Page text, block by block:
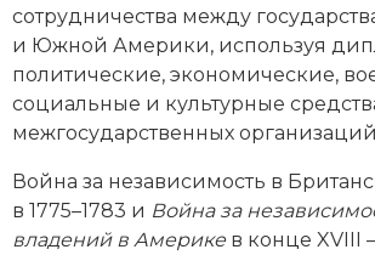
Военная история
Генеалогия, геральдика
Государство и право
Европа
Империи
Новая история
Новейшая история
Ю Я
сотрудничества между
и Южной Америки, используя
политические, экономические,
социальные и культурные
межгосударственных
Вой­на за независимость в
в 1775–1783 и Вой­на за
владений в Америкев конце XVIII